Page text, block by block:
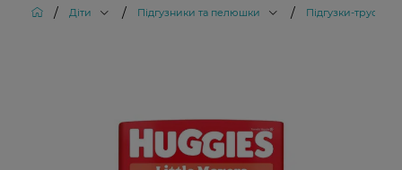
/ Діти / Підгузники та пелюшки / Підгузки-трусики